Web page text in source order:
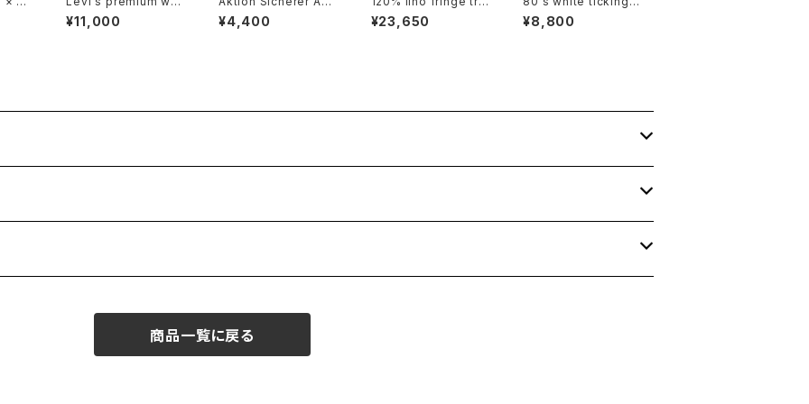
T
e Shortalls
¥11,000
ritt cotton promotio
nal drawstring Bag
¥4,400
mmed collarless Ja
cket
¥23,650
triped cotton flared
Skirt
¥8,800
商品一覧に戻る